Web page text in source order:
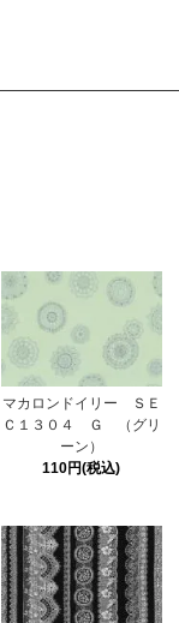
マカロンドイリー ＳＥ
Ｃ１３０４ Ｇ （グリ
ーン）
110円(税込)